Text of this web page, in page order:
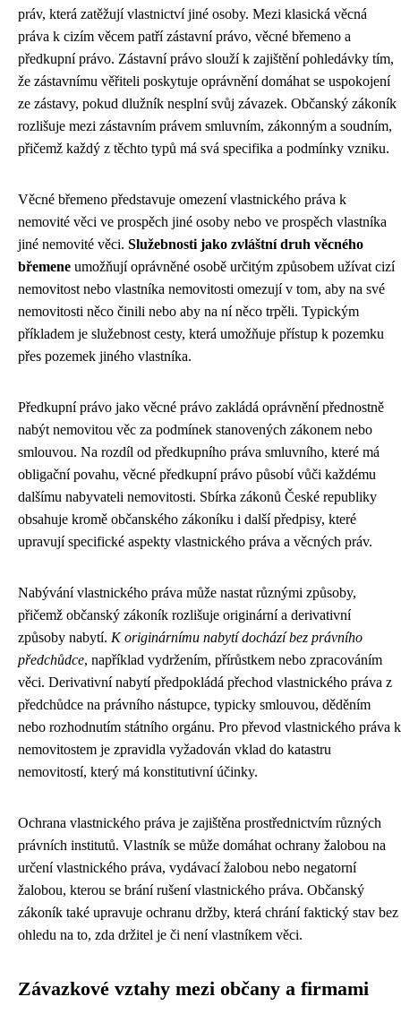
práv, která zatěžují vlastnictví jiné osoby. Mezi klasická věcná
práva k cizím věcem patří zástavní právo, věcné břemeno a
předkupní právo. Zástavní právo slouží k zajištění pohledávky tím,
že zástavnímu věřiteli poskytuje oprávnění domáhat se uspokojení
ze zástavy, pokud dlužník nesplní svůj závazek. Občanský zákoník
rozlišuje mezi zástavním právem smluvním, zákonným a soudním,
přičemž každý z těchto typů má svá specifika a podmínky vzniku.
Věcné břemeno představuje omezení vlastnického práva k
nemovité věci ve prospěch jiné osoby nebo ve prospěch vlastníka
jiné nemovité věci. Služebnosti jako zvláštní druh věcného
břemene umožňují oprávněné osobě určitým způsobem užívat cizí
nemovitost nebo vlastníka nemovitosti omezují v tom, aby na své
nemovitosti něco činili nebo aby na ní něco trpěli. Typickým
příkladem je služebnost cesty, která umožňuje přístup k pozemku
přes pozemek jiného vlastníka.
Předkupní právo jako věcné právo zakládá oprávnění přednostně
nabýt nemovitou věc za podmínek stanovených zákonem nebo
smlouvou. Na rozdíl od předkupního práva smluvního, které má
obligační povahu, věcné předkupní právo působí vůči každému
dalšímu nabyvateli nemovitosti. Sbírka zákonů České republiky
obsahuje kromě občanského zákoníku i další předpisy, které
upravují specifické aspekty vlastnického práva a věcných práv.
Nabývání vlastnického práva může nastat různými způsoby,
přičemž občanský zákoník rozlišuje originární a derivativní
způsoby nabytí. K originárnímu nabytí dochází bez právního
předchůdce, například vydržením, přírůstkem nebo zpracováním
věci. Derivativní nabytí předpokládá přechod vlastnického práva z
předchůdce na právního nástupce, typicky smlouvou, děděním
nebo rozhodnutím státního orgánu. Pro převod vlastnického práva k
nemovitostem je zpravidla vyžadován vklad do katastru
nemovitostí, který má konstitutivní účinky.
Ochrana vlastnického práva je zajištěna prostřednictvím různých
právních institutů. Vlastník se může domáhat ochrany žalobou na
určení vlastnického práva, vydávací žalobou nebo negatorní
žalobou, kterou se brání rušení vlastnického práva. Občanský
zákoník také upravuje ochranu držby, která chrání faktický stav bez
ohledu na to, zda držitel je či není vlastníkem věci.
Závazkové vztahy mezi občany a firmami